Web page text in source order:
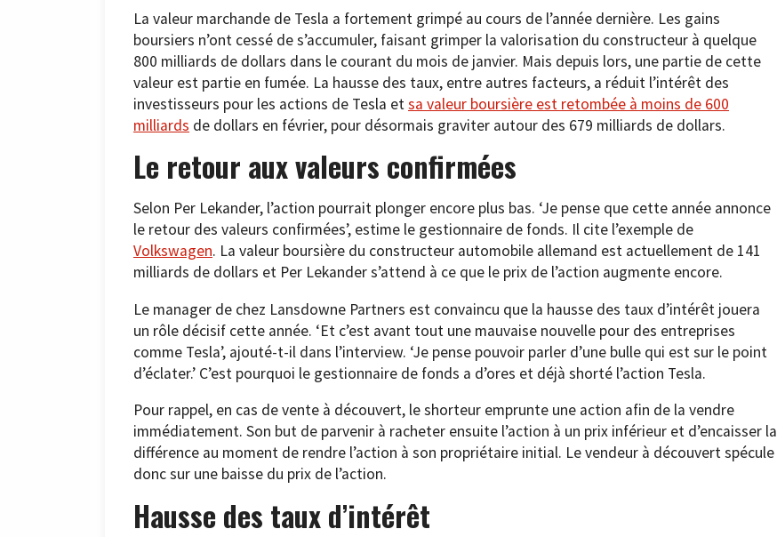
La valeur marchande de Tesla a fortement grimpé au cours de l’année dernière. Les gains
boursiers n’ont cessé de s’accumuler, faisant grimper la valorisation du constructeur à quelque
800 milliards de dollars dans le courant du mois de janvier. Mais depuis lors, une partie de cette
valeur est partie en fumée. La hausse des taux, entre autres facteurs, a réduit l’intérêt des
investisseurs pour les actions de Tesla etsa valeur boursière est retombée à moins de 600
milliards de dollars en février, pour désormais graviter autour des 679 milliards de dollars.
Le retour aux valeurs confirmées
Selon Per Lekander, l’action pourrait plonger encore plus bas. ‘Je pense que cette année annonce
le retour des valeurs confirmées’, estime le gestionnaire de fonds. Il cite l’exemple de
Volkswagen. La valeur boursière du constructeur automobile allemand est actuellement de 141
milliards de dollars et Per Lekander s’attend à ce que le prix de l’action augmente encore.
Le manager de chez Lansdowne Partners est convaincu que la hausse des taux d’intérêt jouera
un rôle décisif cette année. ‘Et c’est avant tout une mauvaise nouvelle pour des entreprises
comme Tesla’, ajouté-t-il dans l’interview. ‘Je pense pouvoir parler d’une bulle qui est sur le point
d’éclater.’ C’est pourquoi le gestionnaire de fonds a d’ores et déjà shorté l’action Tesla.
Pour rappel, en cas de vente à découvert, le shorteur emprunte une action afin de la vendre
immédiatement. Son but de parvenir à racheter ensuite l’action à un prix inférieur et d’encaisser la
différence au moment de rendre l’action à son propriétaire initial. Le vendeur à découvert spécule
donc sur une baisse du prix de l’action.
Hausse des taux d’intérêt